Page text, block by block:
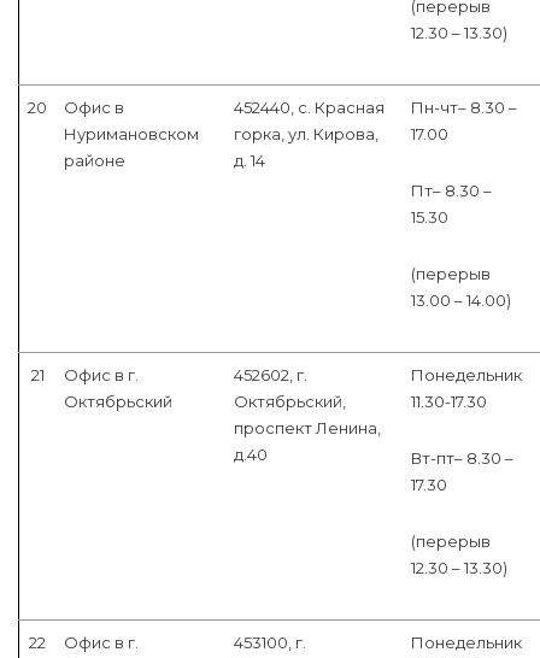
(перерыв
12.30 – 13.30)
20
Офис в
Нуримановском
районе
452440, с. Красная
горка, ул. Кирова,
д. 14
Пн-чт– 8.30 –
17.00
Пт– 8.30 –
15.30
(перерыв
13.00 – 14.00)
21
Офис в г.
Октябрьский
452602, г.
Октябрьский,
проспект Ленина,
д.40
Понедельник
11.30-17.30
Вт-пт– 8.30 –
17.30
(перерыв
12.30 – 13.30)
22
Офис в г.
453100, г.
Понедельник